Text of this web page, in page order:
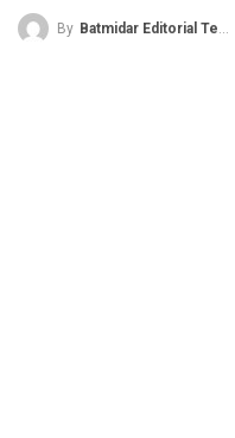
By Batmidar Editorial Team